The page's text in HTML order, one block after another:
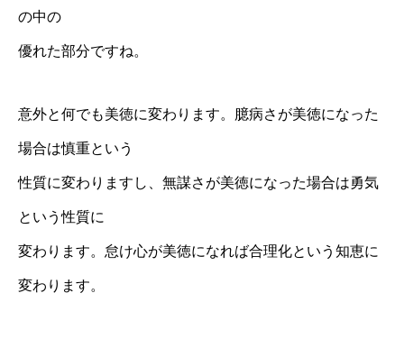
の中の
優れた部分ですね。
意外と何でも美徳に変わります。臆病さが美徳になった
場合は慎重という
性質に変わりますし、無謀さが美徳になった場合は勇気
という性質に
変わります。怠け心が美徳になれば合理化という知恵に
変わります。